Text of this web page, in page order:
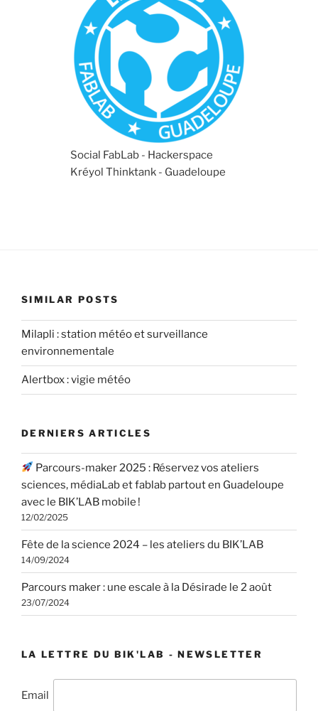
Social FabLab - Hackerspace
Kréyol Thinktank - Guadeloupe
SIMILAR POSTS
Milapli : station météo et surveillance
environnementale
Alertbox : vigie météo
DERNIERS ARTICLES
Parcours-maker 2025 : Réservez vos ateliers
sciences, médiaLab et fablab partout en Guadeloupe
avec le BIK’LAB mobile !
12/02/2025
Fête de la science 2024 – les ateliers du BIK’LAB
14/09/2024
Parcours maker : une escale à la Désirade le 2 août
23/07/2024
LA LETTRE DU BIK'LAB - NEWSLETTER
Email